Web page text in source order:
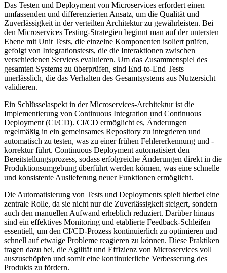
Das Testen und Deployment von Microservices erfordert einen
umfassenden und differenzierten Ansatz, um die Qualität und
Zuverlässigkeit in der verteilten Architektur zu gewährleisten. Bei
den Microservices Testing-Strategien beginnt man auf der untersten
Ebene mit Unit Tests, die einzelne Komponenten isoliert prüfen,
gefolgt von Integrationstests, die die Interaktionen zwischen
verschiedenen Services evaluieren. Um das Zusammenspiel des
gesamten Systems zu überprüfen, sind End-to-End Tests
unerlässlich, die das Verhalten des Gesamtsystems aus Nutzersicht
validieren.
Ein Schlüsselaspekt in der Microservices-Architektur ist die
Implementierung von Continuous Integration und Continuous
Deployment (CI/CD). CI/CD ermöglicht es, Änderungen
regelmäßig in ein gemeinsames Repository zu integrieren und
automatisch zu testen, was zu einer frühen Fehlererkennung und -
korrektur führt. Continuous Deployment automatisiert den
Bereitstellungsprozess, sodass erfolgreiche Änderungen direkt in die
Produktionsumgebung überführt werden können, was eine schnelle
und konsistente Auslieferung neuer Funktionen ermöglicht.
Die Automatisierung von Tests und Deployments spielt hierbei eine
zentrale Rolle, da sie nicht nur die Zuverlässigkeit steigert, sondern
auch den manuellen Aufwand erheblich reduziert. Darüber hinaus
sind ein effektives Monitoring und etablierte Feedback-Schleifen
essentiell, um den CI/CD-Prozess kontinuierlich zu optimieren und
schnell auf etwaige Probleme reagieren zu können. Diese Praktiken
tragen dazu bei, die Agilität und Effizienz von Microservices voll
auszuschöpfen und somit eine kontinuierliche Verbesserung des
Produkts zu fördern.